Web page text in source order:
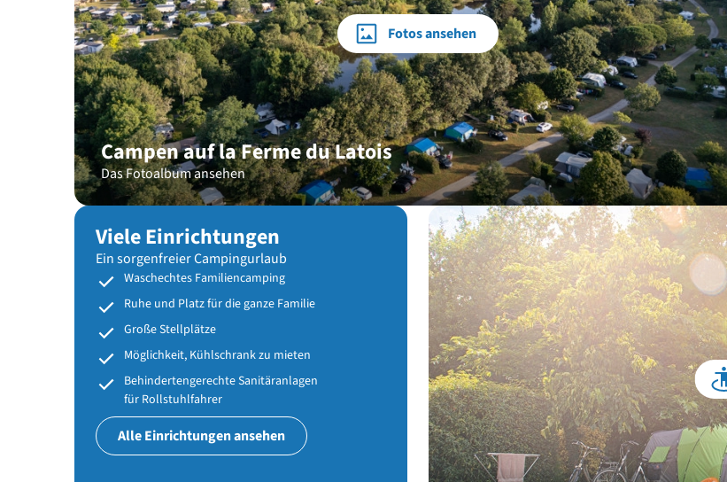
Campen auf la Ferme du Latois
Das Fotoalbum ansehen
Fotos ansehen
Viele Einrichtungen
Ein sorgenfreier Campingurlaub
Waschechtes Familiencamping
Ruhe und Platz für die ganze Familie
Große Stellplätze
Möglichkeit, Kühlschrank zu mieten
Behindertengerechte Sanitäranlagen
für Rollstuhlfahrer
Alle Einrichtungen ansehen